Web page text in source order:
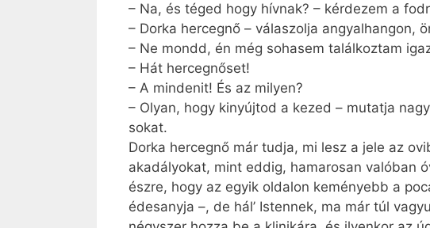
– Na, és téged hogy hívnak? – kérdezem a
– Dorka hercegnő – válaszolja angyalhangon,
– Ne mondd, én még sohasem találkoztam
– Hát hercegnőset!
– A mindenit! És az milyen?
– Olyan, hogy kinyújtod a kezed – mutatja
sokat.
Dorka hercegnő már tudja, mi lesz a jele az
akadályokat, mint eddig, hamarosan valóban
észre, hogy az egyik oldalon keményebb a
édesanyja –, de hál’ Istennek, ma már túl